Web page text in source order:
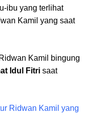
ibu yang terlihat
Kamil yang saat
Kamil bingung
Idul Fitri saat
Ridwan Kamil yang